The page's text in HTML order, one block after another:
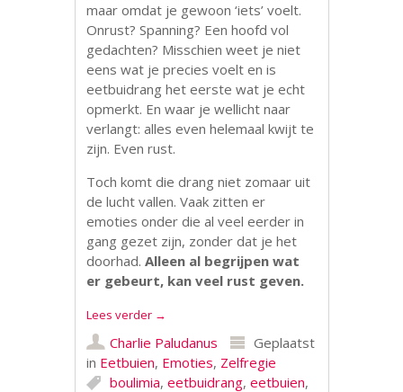
maar omdat je gewoon ‘iets’ voelt.
Onrust? Spanning? Een hoofd vol
gedachten? Misschien weet je niet
eens wat je precies voelt en is
eetbuidrang het eerste wat je echt
opmerkt. En waar je wellicht naar
verlangt: alles even helemaal kwijt te
zijn. Even rust.
Toch komt die drang niet zomaar uit
de lucht vallen. Vaak zitten er
emoties onder die al veel eerder in
gang gezet zijn, zonder dat je het
doorhad.Alleen al begrijpen wat
er gebeurt, kan veel rust geven.
Lees verder →
Charlie Paludanus
Geplaatst
in Eetbuien, Emoties, Zelfregie
boulimia,eetbuidrang,eetbuien,